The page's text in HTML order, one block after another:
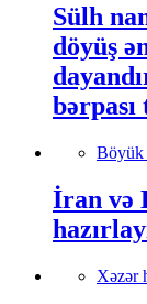
Sülh
döyüş
bərpası
Böyük
İran və
Xəzər